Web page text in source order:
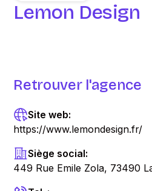
Lemon Design
Retrouver l'agence
Site web:
https://www.lemondesign.fr/
Siège social:
449 Rue Emile Zola, 73490